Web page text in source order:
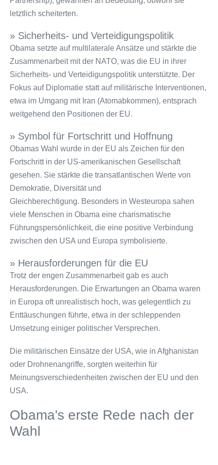
letztlich scheiterten.
» Sicherheits- und Verteidigungspolitik
Obama setzte auf multilaterale Ansätze und stärkte die
Zusammenarbeit mit der NATO, was die EU in ihrer
Sicherheits- und Verteidigungspolitik unterstützte. Der
Fokus auf Diplomatie statt auf militärische Interventionen,
etwa im Umgang mit Iran (Atomabkommen), entsprach
weitgehend den Positionen der EU.
» Symbol für Fortschritt und Hoffnung
Obamas Wahl wurde in der EU als Zeichen für den
Fortschritt in der US-amerikanischen Gesellschaft
gesehen. Sie stärkte die transatlantischen Werte von
Demokratie, Diversität und
Gleichberechtigung. Besonders in Westeuropa sahen
viele Menschen in Obama eine charismatische
Führungspersönlichkeit, die eine positive Verbindung
zwischen den USA und Europa symbolisierte.
» Herausforderungen für die EU
Trotz der engen Zusammenarbeit gab es auch
Herausforderungen. Die Erwartungen an Obama waren
in Europa oft unrealistisch hoch, was gelegentlich zu
Enttäuschungen führte, etwa in der schleppenden
Umsetzung einiger politischer Versprechen.
Die militärischen Einsätze der USA, wie in Afghanistan
oder Drohnenangriffe, sorgten weiterhin für
Meinungsverschiedenheiten zwischen der EU und den
USA.
Obama's erste Rede nach der
Wahl